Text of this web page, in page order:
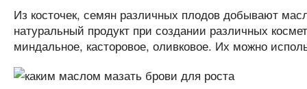
Из косточек, семян различных плодов добывают
натуральный продукт при создании различных
миндальное, касторовое, оливковое. Их можно